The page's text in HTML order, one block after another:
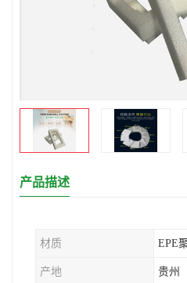
产品描述
材质 EPE
产地 贵州